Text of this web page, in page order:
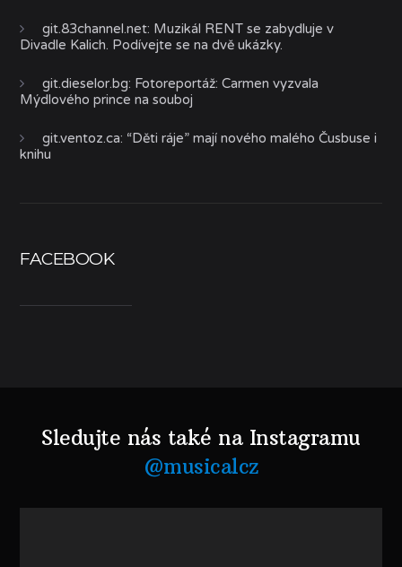
git.83channel.net: Muzikál RENT se zabydluje v
Divadle Kalich. Podívejte se na dvě ukázky.
git.dieselor.bg: Fotoreportáž: Carmen vyzvala
Mýdlového prince na souboj
git.ventoz.ca: “Děti ráje” mají nového malého Čusbuse i
knihu
FACEBOOK
Sledujte nás také na Instagramu
@musicalcz